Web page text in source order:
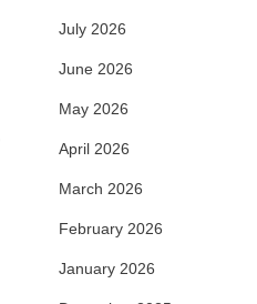
July 2026
June 2026
May 2026
April 2026
March 2026
February 2026
January 2026